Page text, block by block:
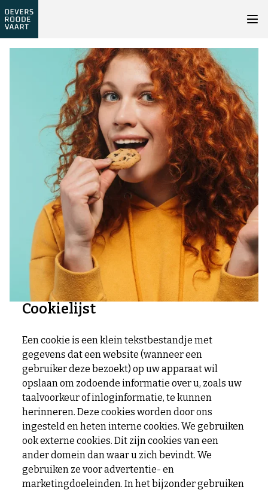
Cookielijst
Een cookie is een klein tekstbestandje met
gegevens dat een website (wanneer een
gebruiker deze bezoekt) op uw apparaat wil
opslaan om zodoende informatie over u, zoals uw
taalvoorkeur of inloginformatie, te kunnen
herinneren. Deze cookies worden door ons
ingesteld en heten interne cookies. We gebruiken
ook externe cookies. Dit zijn cookies van een
ander domein dan waar u zich bevindt. We
gebruiken ze voor advertentie- en
marketingdoeleinden. In het bijzonder gebruiken